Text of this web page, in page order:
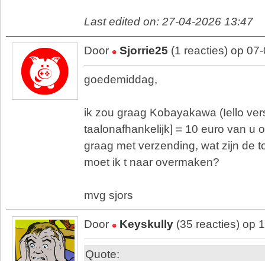
Last edited on: 27-04-2026 13:47
Door Sjorrie25 (1 reacties) op
goedemiddag,
ik zou graag Kobayakawa (Iello
taalonafhankelijk] = 10 euro van u
graag met verzending, wat zijn de
moet ik t naar overmaken?
mvg sjors
Door Keyskully (35 reacties) op
Quote: